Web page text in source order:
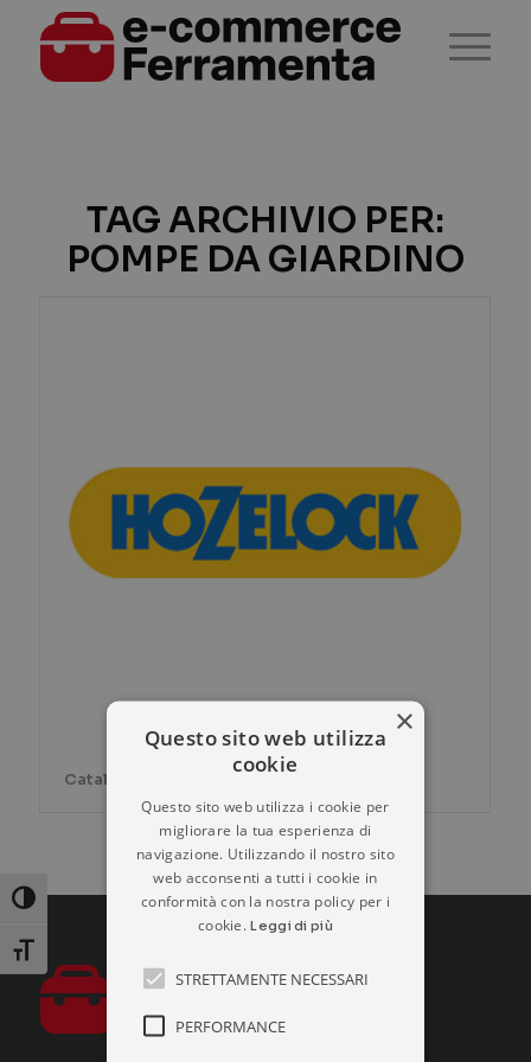
Attiva/disattiva alto contrasto
Attiva/disattiva dimensione testo
TAG ARCHIVIO PER:
POMPE DA GIARDINO
Catalogo prodotti HOZELOCK
×
Questo sito web utilizza
cookie
Questo sito web utilizza i cookie per
migliorare la tua esperienza di
navigazione. Utilizzando il nostro sito
web acconsenti a tutti i cookie in
conformità con la nostra policy per i
cookie.Leggi di più
STRETTAMENTE NECESSARI
PERFORMANCE